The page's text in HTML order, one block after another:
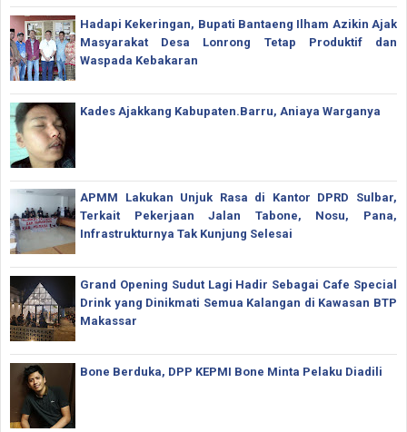
Hadapi Kekeringan, Bupati Bantaeng Ilham Azikin Ajak
Masyarakat Desa Lonrong Tetap Produktif dan
Waspada Kebakaran
Kades Ajakkang Kabupaten.Barru, Aniaya Warganya
APMM Lakukan Unjuk Rasa di Kantor DPRD Sulbar,
Terkait Pekerjaan Jalan Tabone, Nosu, Pana,
Infrastrukturnya Tak Kunjung Selesai
Grand Opening Sudut Lagi Hadir Sebagai Cafe Special
Drink yang Dinikmati Semua Kalangan di Kawasan BTP
Makassar
Bone Berduka, DPP KEPMI Bone Minta Pelaku Diadili